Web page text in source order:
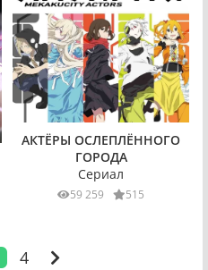
АКТЁРЫ ОСЛЕПЛЁННОГО
ГОРОДА
Сериал
59 259 515
4